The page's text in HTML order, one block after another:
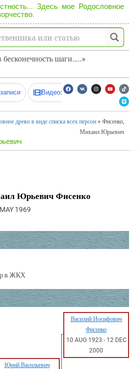
Здесь мое Родословное
бесконечность шаги…..»
Видеозаписи
древо в виде списка всех персон » Фисенко,
Михаил Юрьевич
Юрьевич Фисенко
1969
в ЖКХ
Василий Иосифович
Фисенко
10 AUG 1923 - 12 DEC
2000
Юрий Васильевич